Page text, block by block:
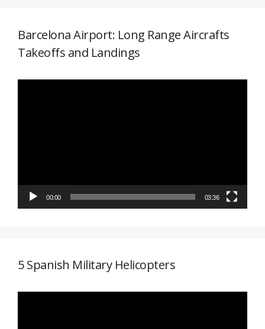
Barcelona Airport: Long Range Aircrafts
Takeoffs and Landings
00:00 03:36
5 Spanish Military Helicopters